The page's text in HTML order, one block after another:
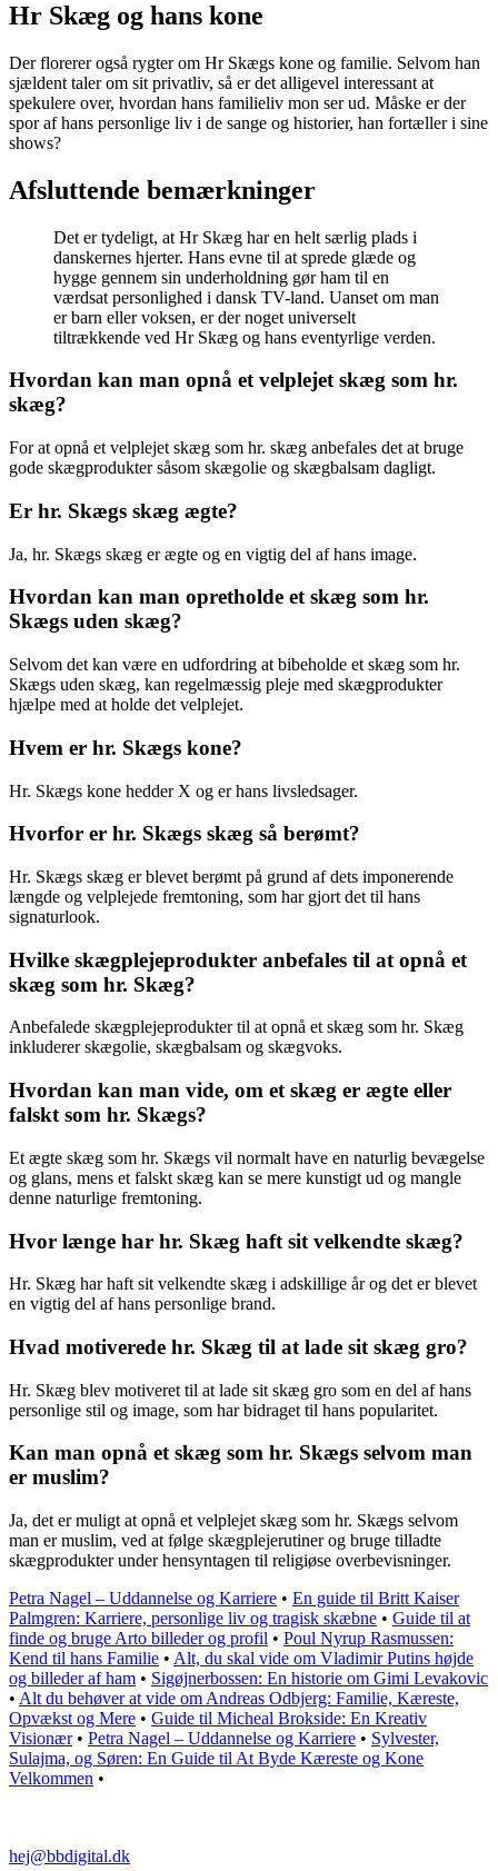
Hr Skæg og hans kone
Der florerer også rygter om Hr Skægs kone og familie. Selvom han
sjældent taler om sit privatliv, så er det alligevel interessant at
spekulere over, hvordan hans familieliv mon ser ud. Måske er der
spor af hans personlige liv i de sange og historier, han fortæller i sine
shows?
Afsluttende bemærkninger
Det er tydeligt, at Hr Skæg har en helt særlig plads i
danskernes hjerter. Hans evne til at sprede glæde og
hygge gennem sin underholdning gør ham til en
værdsat personlighed i dansk TV-land. Uanset om man
er barn eller voksen, er der noget universelt
tiltrækkende ved Hr Skæg og hans eventyrlige verden.
Hvordan kan man opnå et velplejet skæg som hr.
skæg?
For at opnå et velplejet skæg som hr. skæg anbefales det at bruge
gode skægprodukter såsom skægolie og skægbalsam dagligt.
Er hr. Skægs skæg ægte?
Ja, hr. Skægs skæg er ægte og en vigtig del af hans image.
Hvordan kan man opretholde et skæg som hr.
Skægs uden skæg?
Selvom det kan være en udfordring at bibeholde et skæg som hr.
Skægs uden skæg, kan regelmæssig pleje med skægprodukter
hjælpe med at holde det velplejet.
Hvem er hr. Skægs kone?
Hr. Skægs kone hedder X og er hans livsledsager.
Hvorfor er hr. Skægs skæg så berømt?
Hr. Skægs skæg er blevet berømt på grund af dets imponerende
længde og velplejede fremtoning, som har gjort det til hans
signaturlook.
Hvilke skægplejeprodukter anbefales til at opnå et
skæg som hr. Skæg?
Anbefalede skægplejeprodukter til at opnå et skæg som hr. Skæg
inkluderer skægolie, skægbalsam og skægvoks.
Hvordan kan man vide, om et skæg er ægte eller
falskt som hr. Skægs?
Et ægte skæg som hr. Skægs vil normalt have en naturlig bevægelse
og glans, mens et falskt skæg kan se mere kunstigt ud og mangle
denne naturlige fremtoning.
Hvor længe har hr. Skæg haft sit velkendte skæg?
Hr. Skæg har haft sit velkendte skæg i adskillige år og det er blevet
en vigtig del af hans personlige brand.
Hvad motiverede hr. Skæg til at lade sit skæg gro?
Hr. Skæg blev motiveret til at lade sit skæg gro som en del af hans
personlige stil og image, som har bidraget til hans popularitet.
Kan man opnå et skæg som hr. Skægs selvom man
er muslim?
Ja, det er muligt at opnå et velplejet skæg som hr. Skægs selvom
man er muslim, ved at følge skægplejerutiner og bruge tilladte
skægprodukter under hensyntagen til religiøse overbevisninger.
Petra Nagel – Uddannelse og Karriere • En guide til Britt Kaiser
Palmgren: Karriere, personlige liv og tragisk skæbne • Guide til at
finde og bruge Arto billeder og profil • Poul Nyrup Rasmussen:
Kend til hans Familie • Alt, du skal vide om Vladimir Putins højde
og billeder af ham • Sigøjnerbossen: En historie om Gimi Levakovic
• Alt du behøver at vide om Andreas Odbjerg: Familie, Kæreste,
Opvækst og Mere • Guide til Micheal Brokside: En Kreativ
Visionær• Petra Nagel – Uddannelse og Karriere • Sylvester,
Sulajma, og Søren: En Guide til At Byde Kæreste og Kone
Velkommen •
hej@bbdigital.dk